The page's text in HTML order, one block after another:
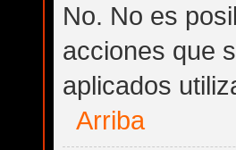
No. No es
acciones que
aplicados
Arriba